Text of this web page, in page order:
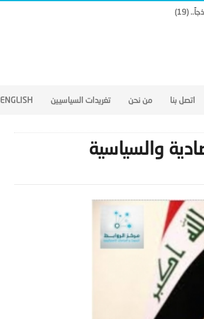
اتصل بنا من نحن تغريدات السياسيين ENGLISH
والسياسية